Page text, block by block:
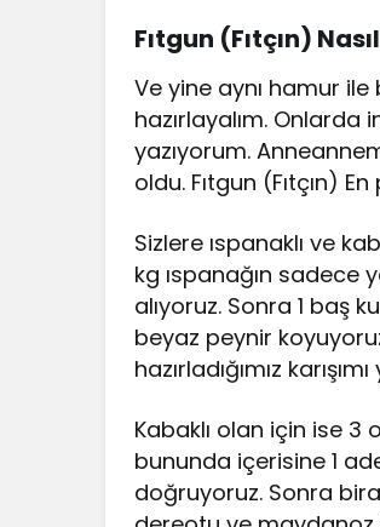
Fıtgun (Fıtçın)
Ve yine aynı hamur ile
hazırlayalım. Onlarda
yazıyorum.
oldu. Fıtgun (Fıtçın)
Sizlere ıspanaklı ve
kg ıspanağın sadece
alıyoruz. Sonra 1 baş
beyaz peynir
hazırladığımız
Kabaklı olan için ise 3
bununda içerisine 1
doğruyoruz. Sonra